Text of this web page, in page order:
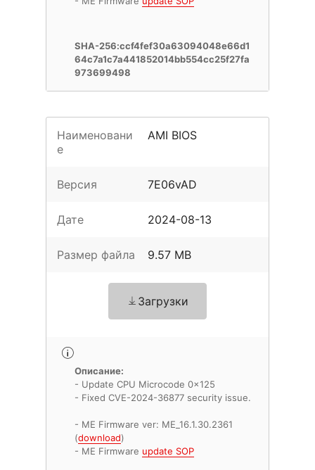
SHA-256:ccf4fef30a63094048e66d1
64c7a1c7a441852014bb554cc25f27fa
973699498
Наименовани
е
AMI BIOS
Версия 7E06vAD
Дате 2024-08-13
Размер файла 9.57 MB
Загрузки
Описание:
- Update CPU Microcode 0x125
- Fixed CVE-2024-36877 security issue.
- ME Firmware ver: ME_16.1.30.2361
(download)
- ME Firmware update SOP